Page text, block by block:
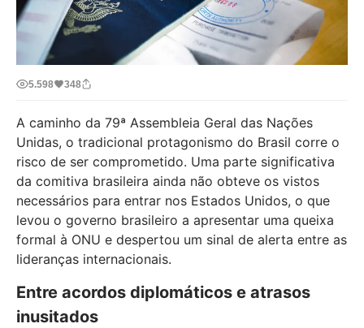
5.598 348
A caminho da 79ª Assembleia Geral das Nações
Unidas, o tradicional protagonismo do Brasil corre o
risco de ser comprometido. Uma parte significativa
da comitiva brasileira ainda não obteve os vistos
necessários para entrar nos Estados Unidos, o que
levou o governo brasileiro a apresentar uma queixa
formal à ONU e despertou um sinal de alerta entre as
lideranças internacionais.
Entre acordos diplomáticos e atrasos
inusitados